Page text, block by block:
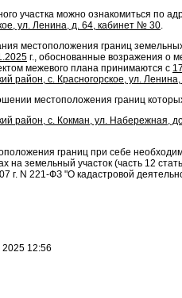
участка можно ознакомиться по
ул. Ленина, д. 64, кабинет № 30.
местоположения границ
г., обоснованные возражения о
межевого плана принимаются с
район, с. Красногорское, ул.
местоположения границ
район, с. Кокман, ул. Набережная,
границ при себе
на земельный участок (часть 12
г. N 221-ФЗ "О кадастровой
12:56